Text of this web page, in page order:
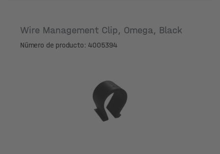
Wire Management Clip, Omega, Black
Número de producto: 4005394